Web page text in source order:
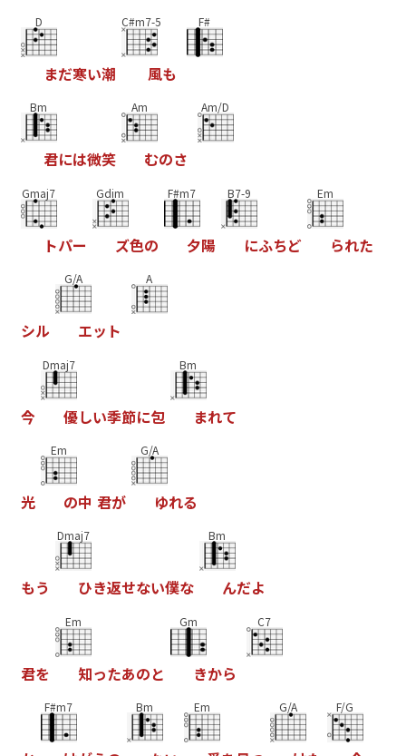
D
まだ寒い潮
C#m7-5
風も
F#
Bm
君には微笑
Am
むのさ
Am/D
Gmaj7
トパー
Gdim
ズ色の
F#m7
夕陽
B7-9
にふちど
Em
られた
シル
G/A
エッ ト
A
今
Dmaj7
優しい季節に包
Bm
まれて
光
Em
の中 君が
G/A
ゆれる
もう
Dmaj7
ひき返せない僕な
Bm
んだよ
君を
Em
知ったあのと
Gm
きから
C7
F#m7 Bm Em G/A F/G